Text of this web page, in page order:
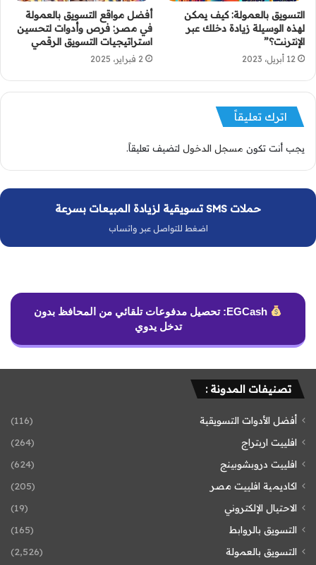
التسويق بالعمولة: كيف يمكن
لهذه الوسيلة زيادة دخلك عبر
الإنترنت؟”
12 أبريل، 2023
أفضل مواقع التسويق بالعمولة
في مصر: فرص وأدوات لتحسين
استراتيجيات التسويق الرقمي
2 فبراير، 2025
اترك تعليقاً
يجب أنت تكون مسجل الدخول لتضيف تعليقاً.
حملات SMS تسويقية لزيادة المبيعات بسرعة
اضغط للتواصل عبر واتساب
EGCash: تحصيل مدفوعات تلقائي من المحافظ بدون
تدخل يدوي
تصنيفات المدونة :
أفضل الأدوات التسويقية
(116)
افلييت اربتراج
(264)
افلييت دروبشوبينج
(624)
اكاديمية افلييت مصر
(205)
الاحتيال الإلكتروني
(19)
التسويق بالروابط
(165)
التسويق بالعمولة
(2٬526)